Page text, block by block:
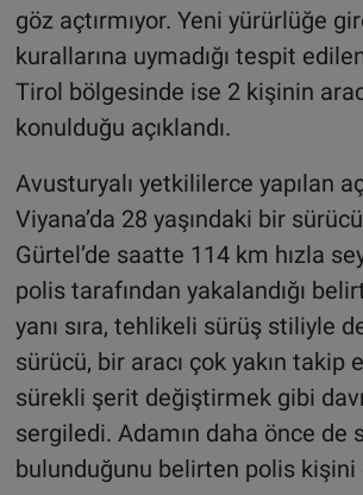
göz açtırmıyor. Yeni yürürlüğe
kurallarına uymadığı tespit
Tirol bölgesinde ise 2 kişinin
konulduğu açıklandı.
Avusturyalı yetkililerce yapılan
Viyana’da 28 yaşındaki bir
Gürtel’de saatte 114 km hızla
polis tarafından yakalandığı
yanı sıra, tehlikeli sürüş stiliyle
sürücü, bir aracı çok yakın takip
sürekli şerit değiştirmek gibi
sergiledi. Adamın daha önce de
bulunduğunu belirten polis kişini